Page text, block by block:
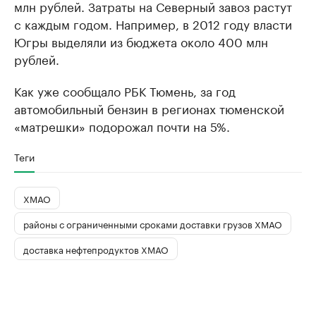
млн рублей. Затраты на Северный завоз растут
с каждым годом. Например, в 2012 году власти
Югры выделяли из бюджета около 400 млн
рублей.
Как уже сообщало РБК Тюмень, за год
автомобильный бензин в регионах тюменской
«матрешки» подорожал почти на 5%.
Теги
ХМАО
районы с ограниченными сроками доставки грузов ХМАО
доставка нефтепродуктов ХМАО